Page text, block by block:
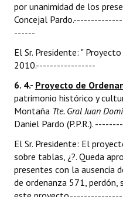
por unanimidad de los
Concejal
------
El Sr. Presidente: "
2010.-----------------
6. 4.- Proyecto de
patrimonio histórico y
Montaña Tte. Gral Juan
Daniel Pardo (P.P.R.).
El Sr. Presidente: El
sobre tablas, ¿?. Queda
presentes con la ausencia
de ordenanza 571,